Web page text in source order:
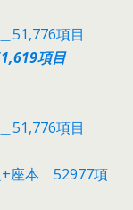
51,776項目
項目
51,776項目
座本
52977項